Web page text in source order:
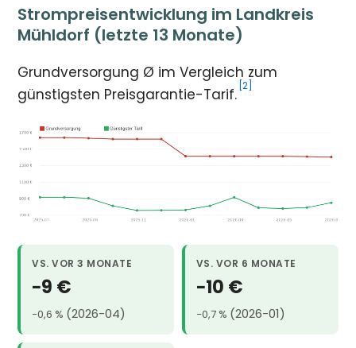
Strompreisentwicklung im Landkreis
Mühldorf (letzte 13 Monate)
Grundversorgung Ø im Vergleich zum
günstigsten Preisgarantie-Tarif. [2]
VS. VOR 3 MONATE
−9 €
−0,6 % (2026-04)
VS. VOR 6 MONATE
−10 €
−0,7 % (2026-01)